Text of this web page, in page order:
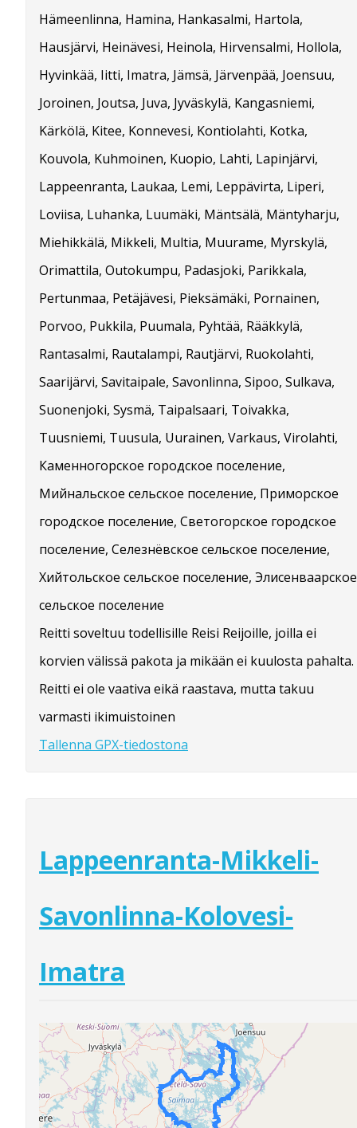
Hämeenlinna, Hamina, Hankasalmi, Hartola,
Hausjärvi, Heinävesi, Heinola, Hirvensalmi, Hollola,
Hyvinkää, Iitti, Imatra, Jämsä, Järvenpää, Joensuu,
Joroinen, Joutsa, Juva, Jyväskylä, Kangasniemi,
Kärkölä, Kitee, Konnevesi, Kontiolahti, Kotka,
Kouvola, Kuhmoinen, Kuopio, Lahti, Lapinjärvi,
Lappeenranta, Laukaa, Lemi, Leppävirta, Liperi,
Loviisa, Luhanka, Luumäki, Mäntsälä, Mäntyharju,
Miehikkälä, Mikkeli, Multia, Muurame, Myrskylä,
Orimattila, Outokumpu, Padasjoki, Parikkala,
Pertunmaa, Petäjävesi, Pieksämäki, Pornainen,
Porvoo, Pukkila, Puumala, Pyhtää, Rääkkylä,
Rantasalmi, Rautalampi, Rautjärvi, Ruokolahti,
Saarijärvi, Savitaipale, Savonlinna, Sipoo, Sulkava,
Suonenjoki, Sysmä, Taipalsaari, Toivakka,
Tuusniemi, Tuusula, Uurainen, Varkaus, Virolahti,
Каменногорское городское поселение,
Мийнальское сельское поселение, Приморское
городское поселение, Светогорское городское
поселение, Селезнёвское сельское поселение,
Хийтольское сельское поселение, Элисенваарское
сельское поселение
Reitti soveltuu todellisille Reisi Reijoille, joilla ei
korvien välissä pakota ja mikään ei kuulosta pahalta.
Reitti ei ole vaativa eikä raastava, mutta takuu
varmasti ikimuistoinen
Tallenna GPX-tiedostona
Lappeenranta-Mikkeli-
Savonlinna-Kolovesi-
Imatra